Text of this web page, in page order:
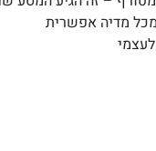
מדיה אפשרית